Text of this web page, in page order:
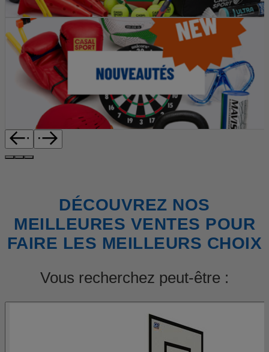
DÉCOUVREZ NOS
MEILLEURES VENTES POUR
FAIRE LES MEILLEURS CHOIX
Vous recherchez peut-être :